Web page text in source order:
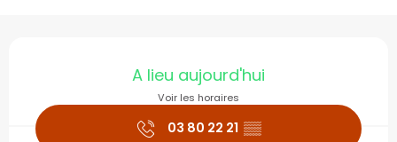
Ouverture et
A lieu aujourd'hui
Voir les horaires
03 80 22 21 ▒▒